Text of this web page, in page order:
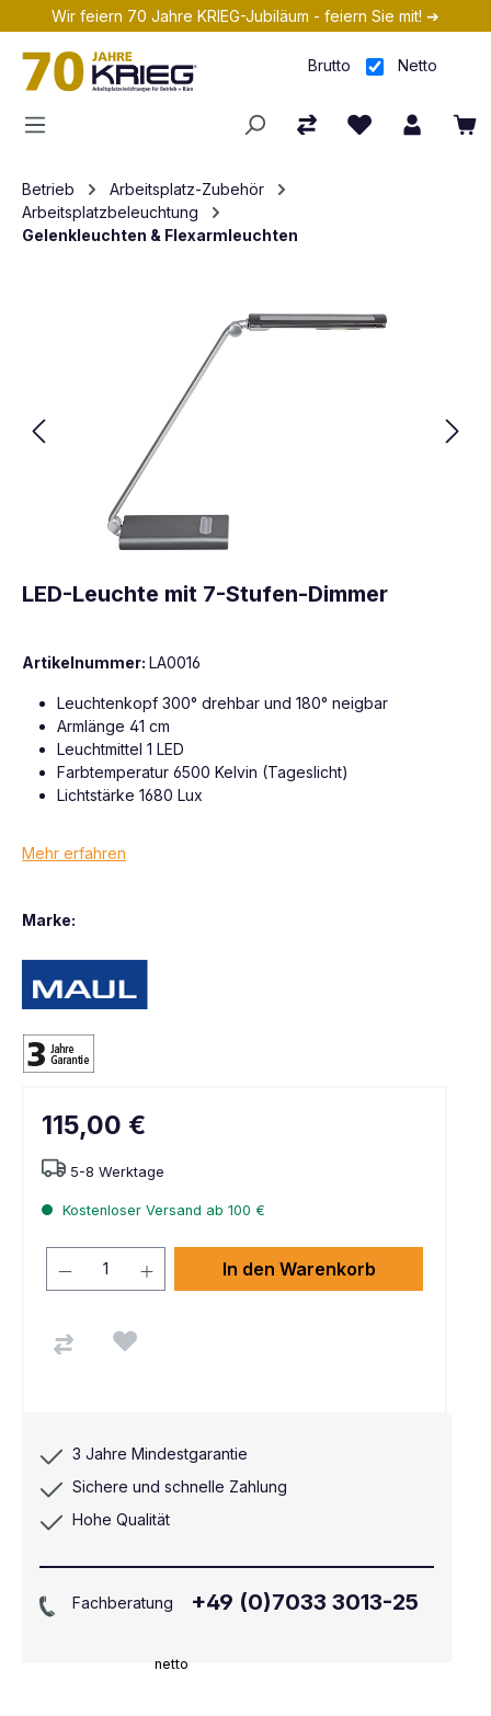
Zum Hauptinhalt springen
Wir feiern 70 Jahre KRIEG-Jubiläum - feiern Sie mit! ➔
Brutto Netto
Betrieb
Arbeitsplatz-Zubehör
Arbeitsplatzbeleuchtung
Gelenkleuchten & Flexarmleuchten
LED-Leuchte mit 7-Stufen-Dimmer
Artikelnummer: LA0016
Leuchtenkopf 300° drehbar und 180° neigbar
Armlänge 41 cm
Leuchtmittel 1 LED
Farbtemperatur 6500 Kelvin (Tageslicht)
Lichtstärke 1680 Lux
Mehr erfahren
Marke:
115,00 €
netto
5-8 Werktage
Kostenloser Versand ab 100 €
In den Warenkorb
3 Jahre Mindestgarantie
Sichere und schnelle Zahlung
Hohe Qualität
Fachberatung +49 (0)7033 3013-25